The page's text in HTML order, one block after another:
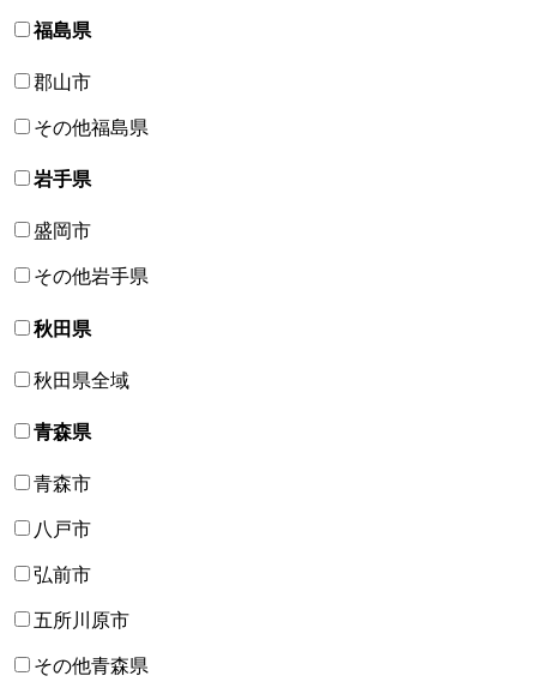
福島県
郡山市
その他福島県
岩手県
盛岡市
その他岩手県
秋田県
秋田県全域
青森県
青森市
八戸市
弘前市
五所川原市
その他青森県